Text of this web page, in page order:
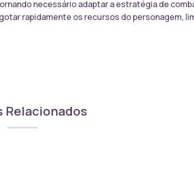
necessário adaptar a estratégia de
rapidamente os recursos do personagem,
Relacionados